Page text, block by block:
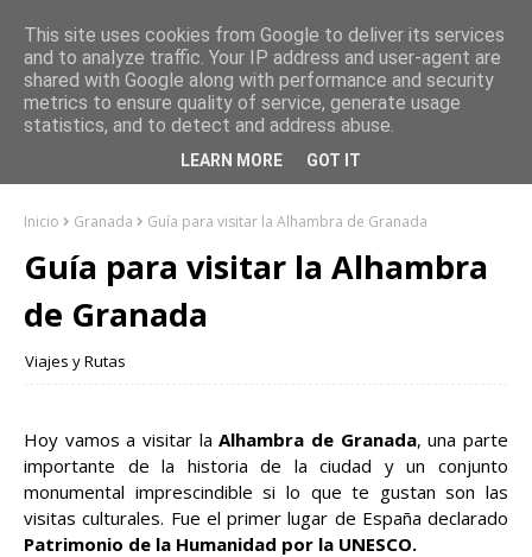
Inicio Granada Guía para visitar la Alhambra de Granada
Guía para visitar la Alhambra
de Granada
Viajes y Rutas
Hoy vamos a visitar laAlhambra de Granada, una parte
importante de la historia de la ciudad y un conjunto
monumental imprescindible si lo que te gustan son las
visitas culturales. Fue el primer lugar de España declarado
Patrimonio de la Humanidad por la UNESCO.
This site uses cookies from Google to deliver its services
and to analyze traffic. Your IP address and user-agent are
shared with Google along with performance and security
metrics to ensure quality of service, generate usage
statistics, and to detect and address abuse.
LEARN MORE GOT IT